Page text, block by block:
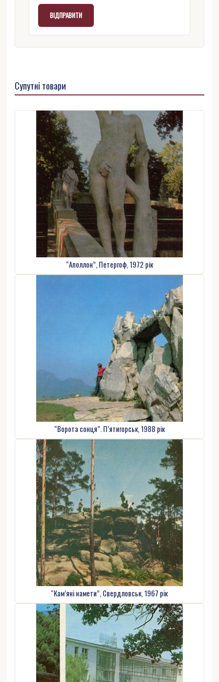
Супутні товари
“Аполлон”, Петергоф, 1972 рік
“Ворота сонця”. П’ятигорськ, 1988 рік
“Кам’яні намети”, Свердловськ, 1967 рік